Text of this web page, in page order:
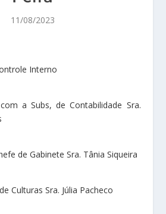
11/08/2023
Interno
a Subs, de Contabilidade Sra.
de Gabinete Sra. Tânia Siqueira
Culturas Sra. Júlia Pacheco